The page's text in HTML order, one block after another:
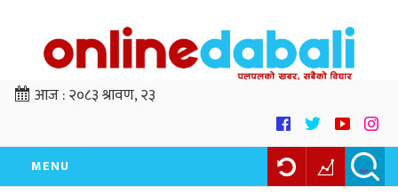
आज :२०८३ श्रावण, २३
MENU